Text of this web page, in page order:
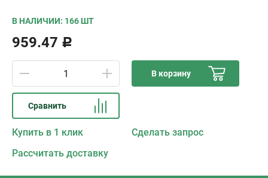
В НАЛИЧИИ: 166 ШТ
959.47 Р
В корзину
Сравнить
Купить в 1 клик
Сделать запрос
Рассчитать доставку